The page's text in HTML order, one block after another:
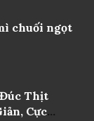
chuối ngọt
Đúc Thịt
Cực